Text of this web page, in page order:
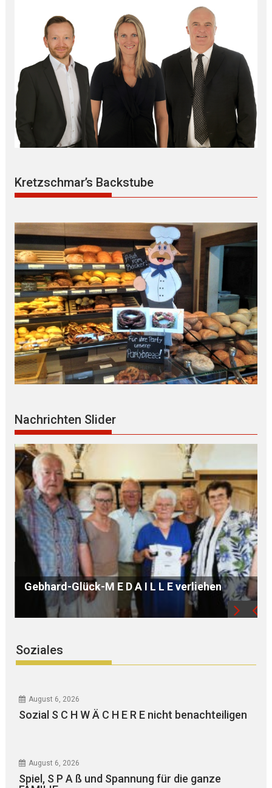
Kretzschmar’s Backstube
Nachrichten Slider
B Ü R G E R S P R E C H S T U N D E mit Ursula
WEGER
Soziales
August 6, 2026
Sozial S C H W Ä C H E R E nicht benachteiligen
August 6, 2026
Spiel, S P A ß und Spannung für die ganze